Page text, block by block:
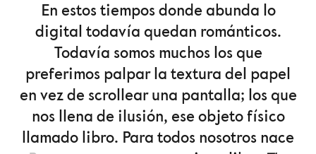
En estos tiempos donde abunda lo
digital todavía quedan románticos.
Todavía somos muchos los que
preferimos palpar la textura del papel
en vez de scrollear una pantalla; los que
nos llena de ilusión, ese objeto físico
llamado libro. Para todos nosotros nace